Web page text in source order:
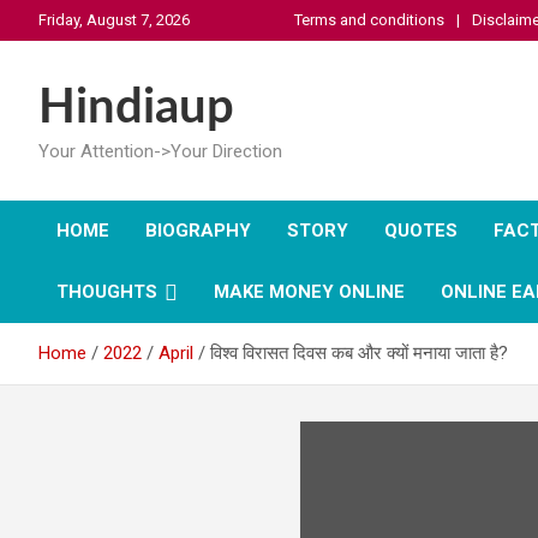
to
Friday, August 7, 2026 Terms and conditions
Hindiaup
Your Attention->Your Direction
HOME BIOGRAPHY STORY QUOTES
THOUGHTS MAKE MONEY ONLINE ONLINE
Home 2022 April विश्व विरासत दिवस कब और क्यों मनाया जाता है?